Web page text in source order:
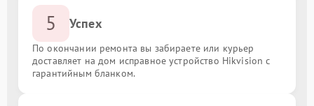
5 Успех
По окончании ремонта вы забираете или курьер
доставляет на дом исправное устройство Hikvision с
гарантийным бланком.